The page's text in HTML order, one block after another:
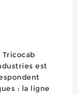
est
: la ligne